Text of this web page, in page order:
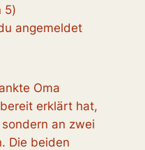
5)
angemeldet
Oma
erklärt hat,
an zwei
Die beiden